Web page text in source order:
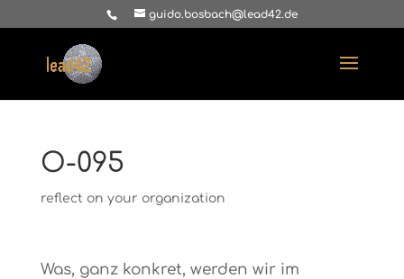
guido.bosbach@lead42.de
O-095
reflect on your organization
Was, ganz konkret, werden wir im